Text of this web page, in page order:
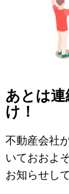
あとは
け！
不動産会社
いておおよ
お知らせし